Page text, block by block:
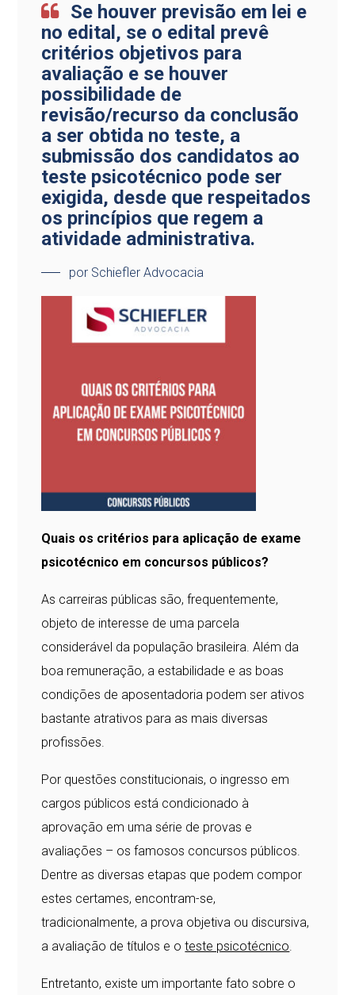
Se houver previsão em lei e
no edital, se o edital prevê
critérios objetivos para
avaliação e se houver
possibilidade de
revisão/recurso da conclusão
a ser obtida no teste, a
submissão dos candidatos ao
teste psicotécnico pode ser
exigida, desde que respeitados
os princípios que regem a
atividade administrativa.
por Schiefler Advocacia
Quais os critérios para aplicação de exame
psicotécnico em concursos públicos?
As carreiras públicas são, frequentemente,
objeto de interesse de uma parcela
considerável da população brasileira. Além da
boa remuneração, a estabilidade e as boas
condições de aposentadoria podem ser ativos
bastante atrativos para as mais diversas
profissões.
Por questões constitucionais, o ingresso em
cargos públicos está condicionado à
aprovação em uma série de provas e
avaliações – os famosos concursos públicos.
Dentre as diversas etapas que podem compor
estes certames, encontram-se,
tradicionalmente, a prova objetiva ou discursiva,
a avaliação de títulos e oteste psicotécnico.
Entretanto, existe um importante fato sobre o